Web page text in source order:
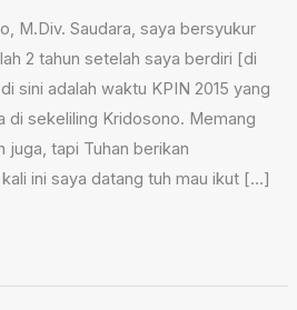
M.Div. Saudara, saya bersyukur
2 tahun setelah saya berdiri [di
sini adalah waktu KPIN 2015 yang
di sekeliling Kridosono. Memang
juga, tapi Tuhan berikan
ini saya datang tuh mau ikut […]